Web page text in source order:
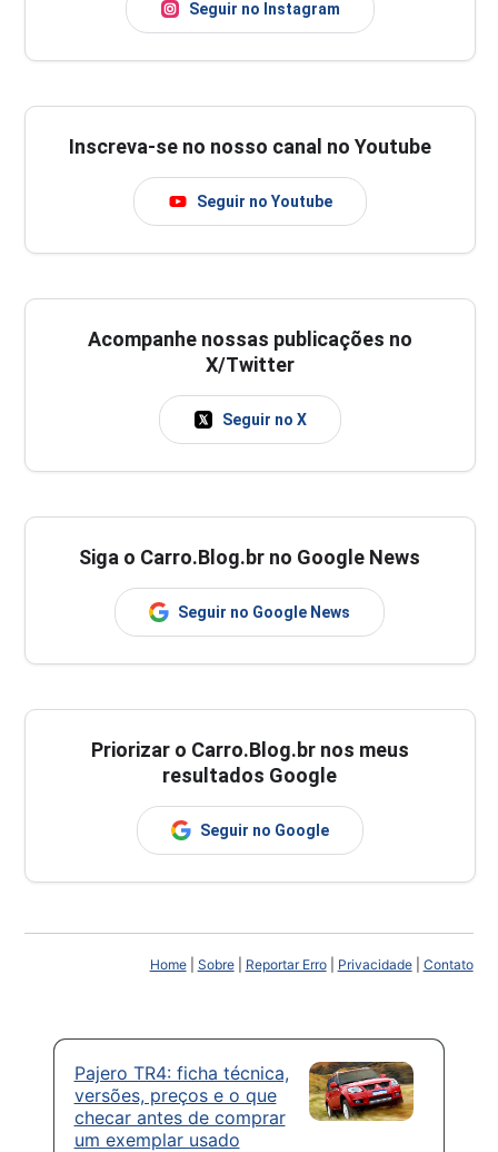
Seguir no Instagram
Inscreva-se no nosso canal no Youtube
Seguir no Youtube
Acompanhe nossas publicações no
X/Twitter
Seguir no X
Siga o Carro.Blog.br no Google News
Seguir no Google News
Priorizar o Carro.Blog.br nos meus
resultados Google
Seguir no Google
Home| Sobre| Reportar Erro| Privacidade| Contato
Pajero TR4: ficha técnica,
versões, preços e o que
checar antes de comprar
um exemplar usado